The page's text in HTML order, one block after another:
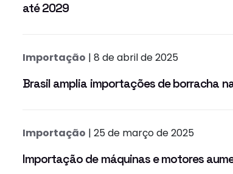
até 2029
Importação | 8 de abril de 2025
Brasil amplia importações de borracha
Importação | 25 de março de 2025
Importação de máquinas e motores